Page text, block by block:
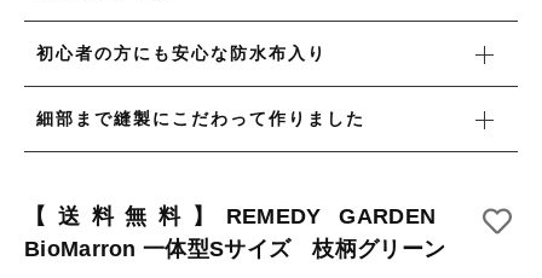
初心者の方にも安心な防水布入り
細部まで縫製にこだわって作りました
【送料無料】REMEDY GARDEN
BioMarron 一体型Sサイズ 枝柄グリーン
布ナプキン
雑貨
ラリーキルト
ギフトラッピング
その他
布ナプキン
雑貨
キリム